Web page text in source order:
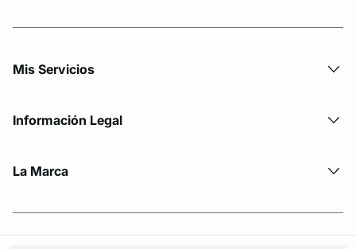
Mis Servicios
Información Legal
La Marca